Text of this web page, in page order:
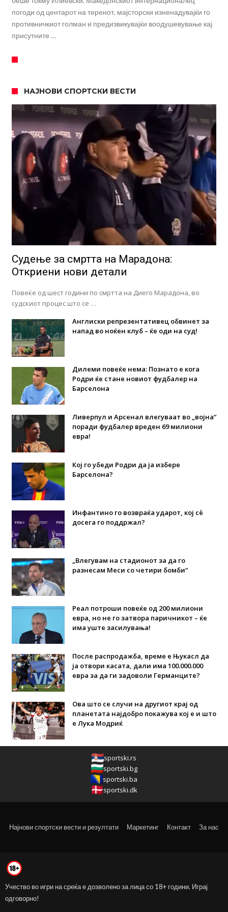
погоди од центарот на теренот, мајсторски изненадувајќи го
противничкиот голман и предизвикувајќи воодушевување кај
присутните …
НАЈНОВИ СПОРТСКИ ВЕСТИ
Судење за смртта на Марадона:
Откриени нови детали
Повеќе од шест години по смртта на Диего Марадона, во
судскиот процес што се …
Англиски репрезентативец обвинет за
напад во ноќен клуб – ќе оди на суд!
Дилеми повеќе нема: Познато е кога
Родри ќе стане новиот фудбалер на
Барселона
Ливерпул и Арсенал влегуваат во „војна“
поради фудбалер вреден 69 милиони
евра!
Кој го убеди Родри да ја избере
Барселона?
Инфантино го возвраќа ударот, кој сè
досега го поддржал?
„Влегувам на стадионот за да го
разнесам Меси со четири бомби“
Реал потроши повеќе од 200 милиони
евра, но не го затвора паричникот – ќе
има уште засилувања!
После распродажба, време е Њукасл да
ја отвори касата, дали има 100.000.000
евра за да ги задоволи Германците?
Ова што се случи на другиот крај од
планетата најдобро покажува кој е и што
е Лука Модриќ
sportski.rs
sportski.bg
sportski.ba
sportski.dk
Најнови спортски вести и резултати Маркетинг Контакт За нас
Учество во игри на среќа е дозволено за лица со 18+ години. Играј
одговорно!